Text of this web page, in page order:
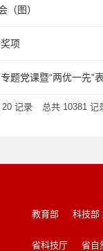
（图）
项
题党课暨“两优一先”
20 记录 总共 10381 记
教育部 科技部
省科技厅 省自